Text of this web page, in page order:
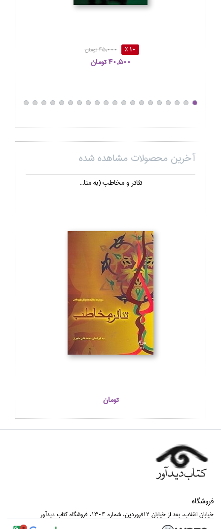
10 % 45,000 تومان
40,500 تومان
آخرین محصولات مشاهده شده
تئاتر و مخاطب (به منا...
تومان
فروشگاه
خيابان انقلاب، بعد از خيابان 12فروردين، شماره 1304، فروشگاه كتاب ديدآور